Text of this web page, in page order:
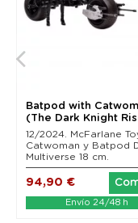
Batpod with
(The Dark Knight
Mcfarlane Toys
12/2024. McFarlane
Catwoman y Batpod
Multiverse 18 cm.
94,90 €
Envío 24/48 h